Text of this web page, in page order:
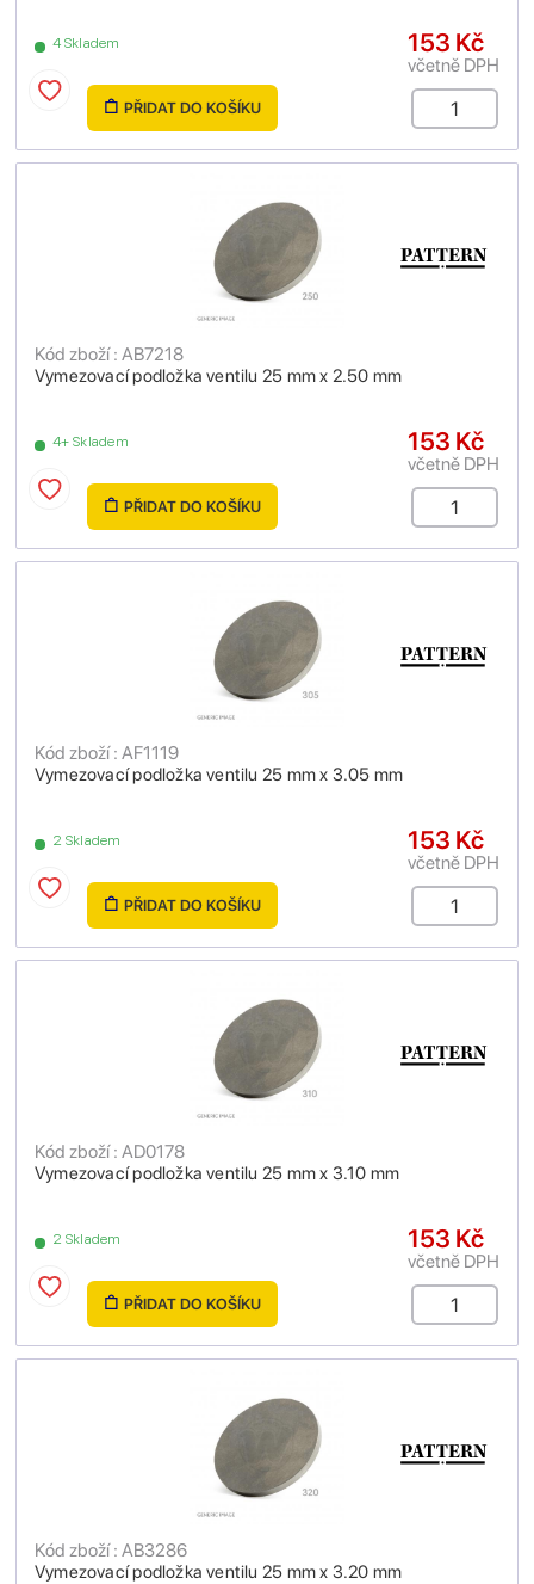
4 Skladem 153 Kč
včetně DPH
PŘIDAT DO KOŠÍKU
Vymezovací podložka ventilu 25 mm x 2.50 mm
Kód zboží : AB7218
4+ Skladem 153 Kč
včetně DPH
PŘIDAT DO KOŠÍKU
Vymezovací podložka ventilu 25 mm x 3.05 mm
Kód zboží : AF1119
2 Skladem 153 Kč
včetně DPH
PŘIDAT DO KOŠÍKU
Vymezovací podložka ventilu 25 mm x 3.10 mm
Kód zboží : AD0178
2 Skladem 153 Kč
včetně DPH
PŘIDAT DO KOŠÍKU
Vymezovací podložka ventilu 25 mm x 3.20 mm
Kód zboží : AB3286